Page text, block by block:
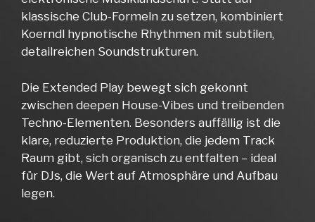
klassische Club-Formeln zu setzen, kombiniert
Koerndl hypnotische Rhythmen mit subtilen,
detailreichen Soundstrukturen.
Die Extended Play bewegt sich gekonnt
zwischen deepen House-Vibes und treibenden
Techno-Elementen. Besonders auffällig ist die
klare, reduzierte Produktion, die jedem Track
Raum gibt, sich organisch zu entfalten – ideal
für DJs, die Wert auf Atmosphäre und Aufbau
legen.